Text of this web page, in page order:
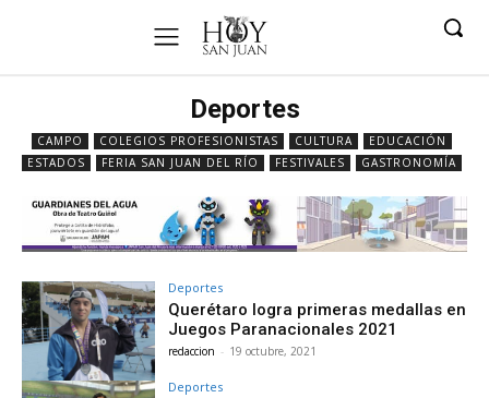
Deportes
CAMPO COLEGIOS PROFESIONISTAS CULTURA
EDUCACIÓN
ESTADOS
FERIA SAN JUAN DEL RÍO FESTIVALES GASTRONOMÍA
Deportes
Querétaro logra primeras medallas en
Juegos Paranacionales 2021
redaccion - 19 octubre, 2021
Deportes